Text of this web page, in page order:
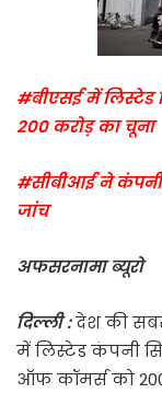
#बीएसई में लिस्टेड
200 करोड़ का चूना
#सीबीआई ने कंपनी
जांच
अफसरनामा ब्यूरो
दिल्ली :देश की
में लिस्टेड कंपनी
ऑफ कॉमर्स को